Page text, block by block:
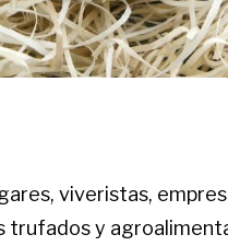
viveristas,
trufados y